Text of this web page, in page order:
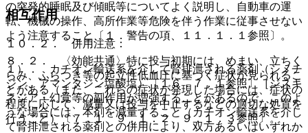
相互作用
１０．２． 併用注意：
１）． カチオン輸送系を介して腎排泄される薬剤（シメチ
ジン、アマンタジン塩酸塩）〔１６．７．１参照〕［ジスキ
ネジア・幻覚等の副作用が増強することがあるので、このよ
うな場合には、本剤を減量すること（カチオン輸送系を介し
て腎排泄される薬剤との併用により、双方あるいはいずれか
の突発的睡眠及び傾眠等についてよく説明し、自動車の運
転、機械の操作、高所作業等危険を伴う作業に従事させない
よう注意すること〔１．警告の項、１１．１．１参照〕。
８．２． 〈効能共通〉特に投与初期には、めまい、立ちく
らみ、ふらつき等の起立性低血圧に基づく症状が見られるこ
とがある（また、これらの症状が発現した場合には、症状の
程度に応じて、減量又は投与を中止するなどの適切な処置を
行うこと）〔７．１、９．１．２、９．１．３参照〕。